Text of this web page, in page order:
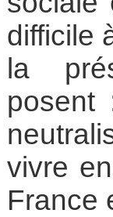
difficile
la
posent
vivre
France